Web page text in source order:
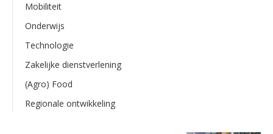
Mobiliteit
Onderwijs
Technologie
Zakelijke dienstverlening
(Agro) Food
Regionale ontwikkeling